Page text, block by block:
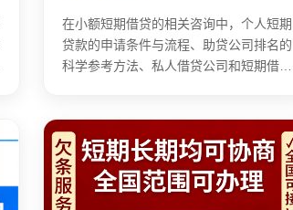
在小额短期借贷的相关咨询中，个人短期
贷款的申请条件与流程、助贷公司排名的
科学参考方法、私人借贷公司和短期借款